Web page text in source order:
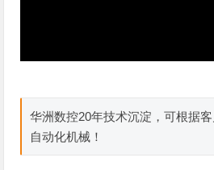
华洲数控20年技术沉淀，可根据
自动化机械！